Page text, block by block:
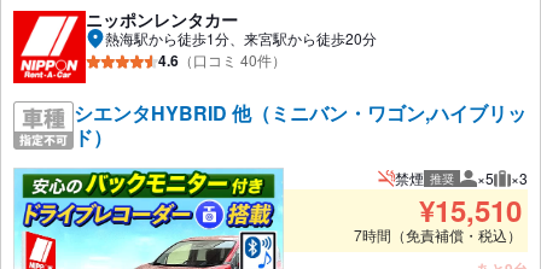
ニッポンレンタカー
熱海駅から徒歩1分、来宮駅から徒歩20分
4.6 （口コミ 40件）
シエンタHYBRID 他（ミニバン・ワゴン,ハイブリッ
ド）
禁煙 推奨 推奨人数
×5 推
×3
¥15,510
7時間（免責補償・税込）